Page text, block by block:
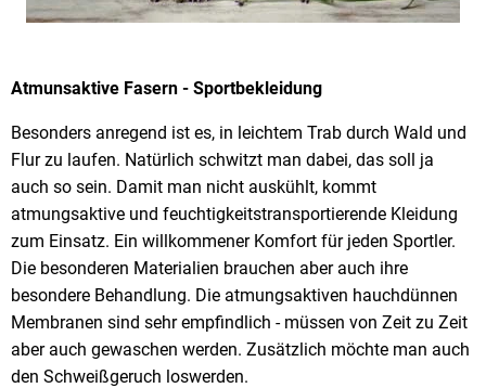
Atmunsaktive Fasern - Sportbekleidung
Besonders anregend ist es, in leichtem Trab durch Wald und
Flur zu laufen. Natürlich schwitzt man dabei, das soll ja
auch so sein. Damit man nicht auskühlt, kommt
atmungsaktive und feuchtigkeitstransportierende Kleidung
zum Einsatz. Ein willkommener Komfort für jeden Sportler.
Die besonderen Materialien brauchen aber auch ihre
besondere Behandlung. Die atmungsaktiven hauchdünnen
Membranen sind sehr empfindlich - müssen von Zeit zu Zeit
aber auch gewaschen werden. Zusätzlich möchte man auch
den Schweißgeruch loswerden.